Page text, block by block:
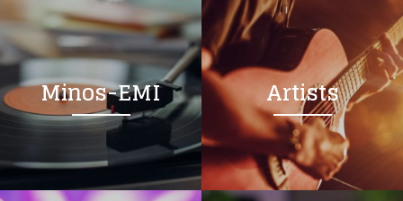
Minos-EMI Artists